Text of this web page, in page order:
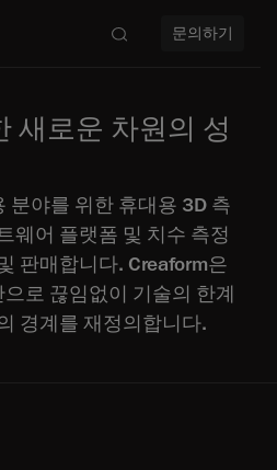
문의하기
새로운 차원의 성
분야를 위한 휴대용 3D 측
웨어 플랫폼 및 치수 측정
판매합니다. Creaform은
로 끊임없이 기술의 한계
경계를 재정의합니다.